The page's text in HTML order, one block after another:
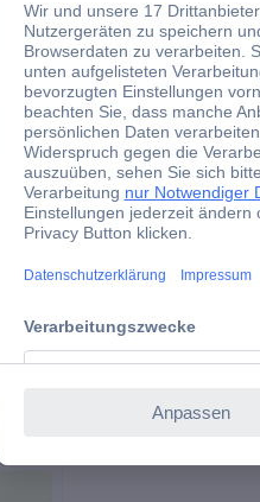
zzgl. Versand)